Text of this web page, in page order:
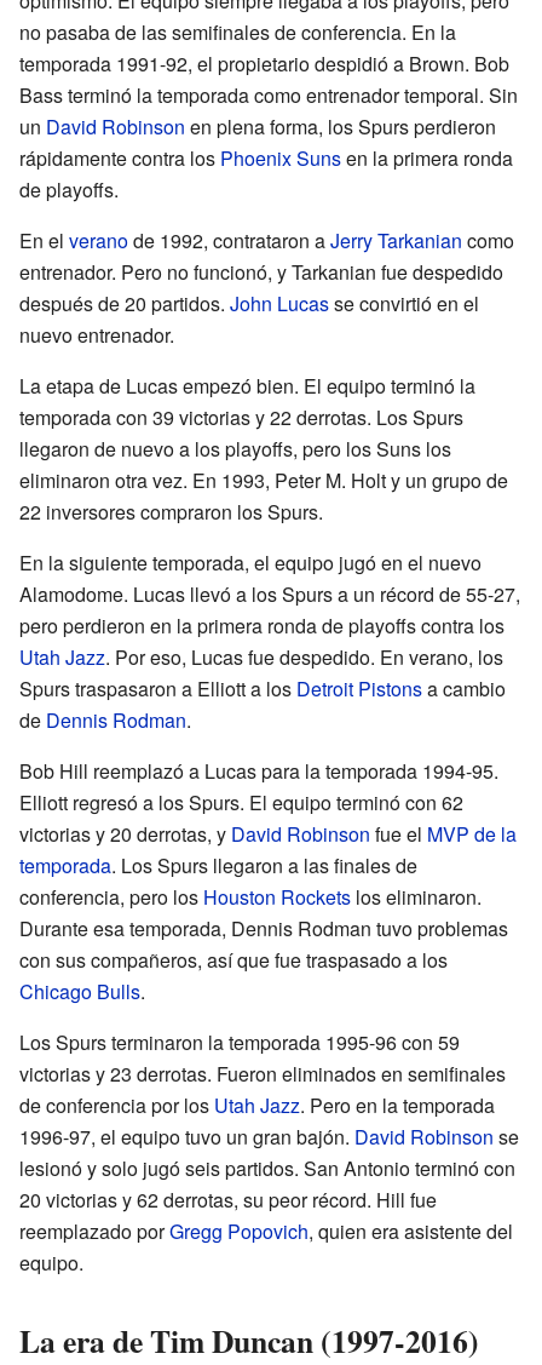
no pasaba de las semifinales de conferencia. En la
temporada 1991-92, el propietario despidió a Brown. Bob
Bass terminó la temporada como entrenador temporal. Sin
un David Robinson en plena forma, los Spurs perdieron
rápidamente contra los Phoenix Sunsen la primera ronda
de playoffs.
En el veranode 1992, contrataron aJerry Tarkanian como
entrenador. Pero no funcionó, y Tarkanian fue despedido
después de 20 partidos. John Lucasse convirtió en el
nuevo entrenador.
La etapa de Lucas empezó bien. El equipo terminó la
temporada con 39 victorias y 22 derrotas. Los Spurs
llegaron de nuevo a los playoffs, pero los Suns los
eliminaron otra vez. En 1993, Peter M. Holt y un grupo de
22 inversores compraron los Spurs.
En la siguiente temporada, el equipo jugó en el nuevo
Alamodome. Lucas llevó a los Spurs a un récord de 55-27,
pero perdieron en la primera ronda de playoffs contra los
Utah Jazz. Por eso, Lucas fue despedido. En verano, los
Spurs traspasaron a Elliott a los Detroit Pistonsa cambio
de Dennis Rodman.
Bob Hill reemplazó a Lucas para la temporada 1994-95.
Elliott regresó a los Spurs. El equipo terminó con 62
victorias y 20 derrotas, y David Robinson fue el MVP de la
temporada. Los Spurs llegaron a las finales de
conferencia, pero los Houston Rockets los eliminaron.
Durante esa temporada, Dennis Rodman tuvo problemas
con sus compañeros, así que fue traspasado a los
Chicago Bulls.
Los Spurs terminaron la temporada 1995-96 con 59
victorias y 23 derrotas. Fueron eliminados en semifinales
de conferencia por los Utah Jazz. Pero en la temporada
1996-97, el equipo tuvo un gran bajón. David Robinson se
lesionó y solo jugó seis partidos. San Antonio terminó con
20 victorias y 62 derrotas, su peor récord. Hill fue
reemplazado porGregg Popovich, quien era asistente del
equipo.
La era de Tim Duncan (1997-2016)